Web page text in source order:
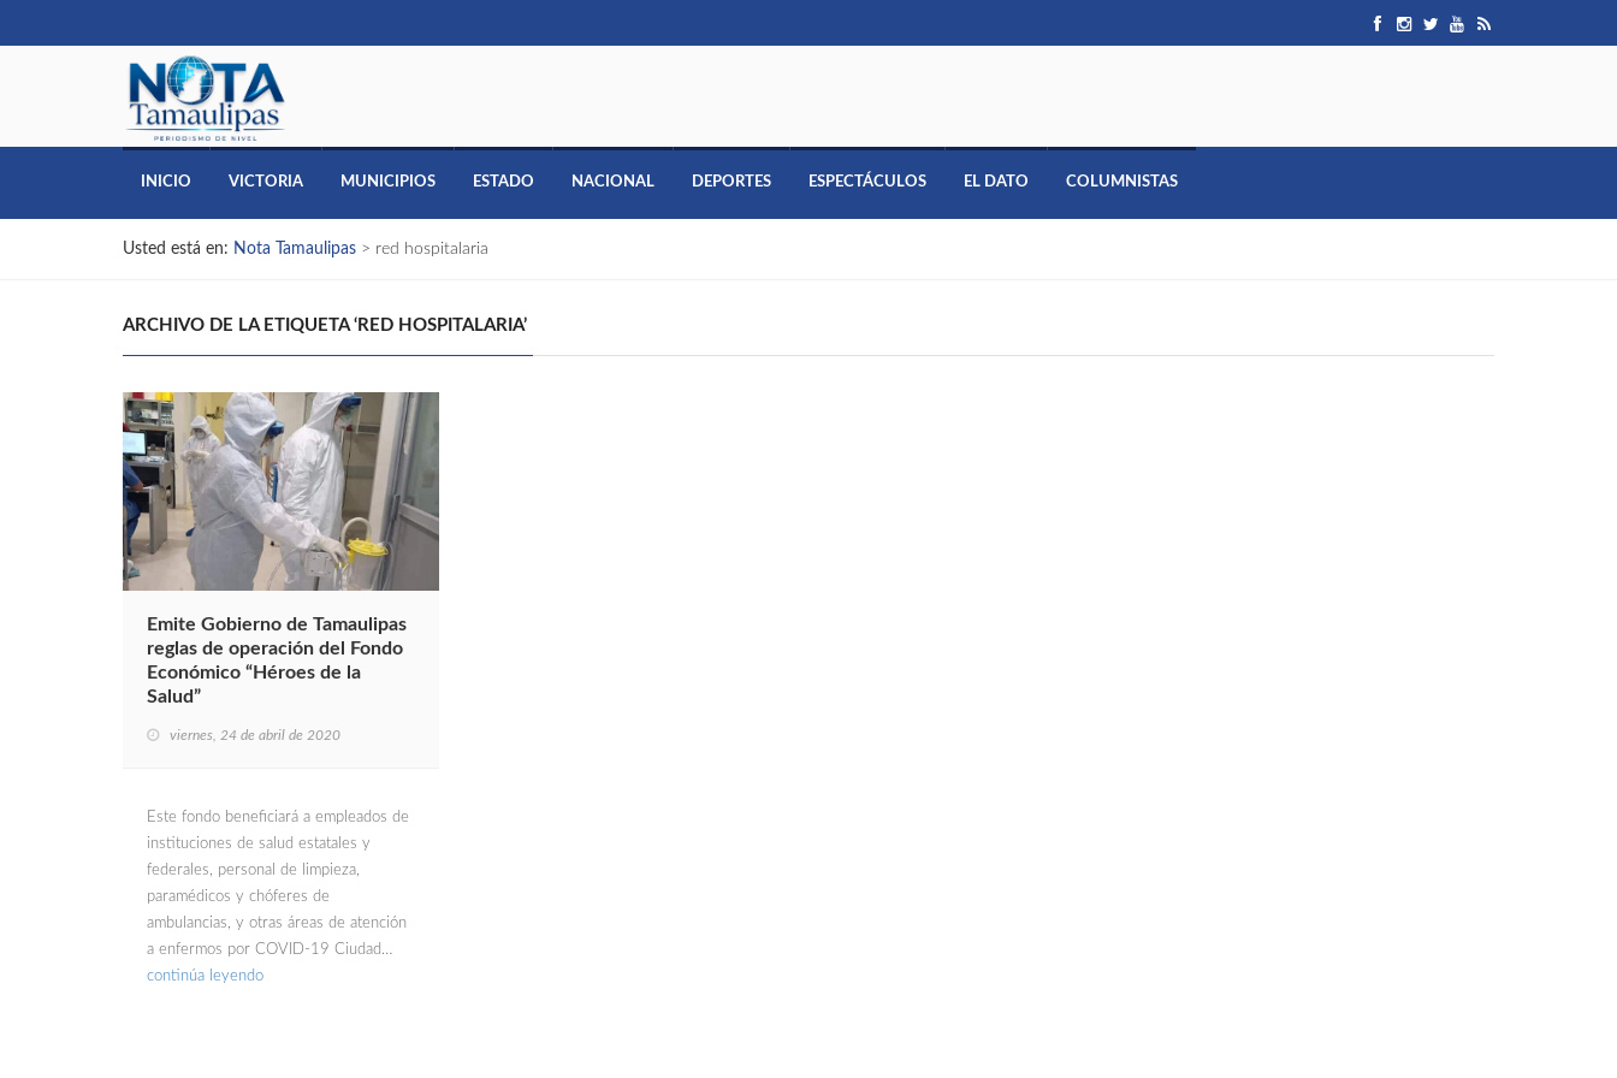
INICIO VICTORIA MUNICIPIOS ESTADO NACIONAL DEPORTES ESPECTÁCULOS EL DATO COLUMNISTAS
Usted está en: Nota Tamaulipas > red hospitalaria
ARCHIVO DE LA ETIQUETA ‘RED HOSPITALARIA’
Emite Gobierno de Tamaulipas
reglas de operación del Fondo
Económico “Héroes de la
Salud”
viernes, 24 de abril de 2020
Este fondo beneficiará a empleados de
instituciones de salud estatales y
federales, personal de limpieza,
paramédicos y chóferes de
ambulancias, y otras áreas de atención
a enfermos por COVID-19 Ciudad…
continúa leyendo